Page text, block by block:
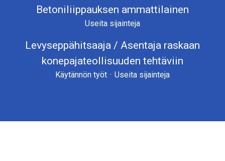
Betoniliippauksen ammattilainen
Useita sijainteja
Levyseppähitsaaja / Asentaja raskaan
konepajateollisuuden tehtäviin
Käytännön työt · Useita sijainteja